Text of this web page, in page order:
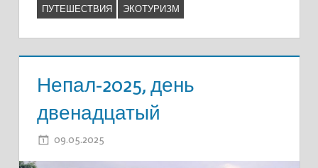
ПУТЕШЕСТВИЯ
ЭКОТУРИЗМ
Непал-2025, день
двенадцатый
09.05.2025